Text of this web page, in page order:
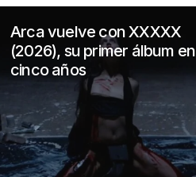
Arca vuelve con XXXXX
(2026), su primer álbum en
cinco años